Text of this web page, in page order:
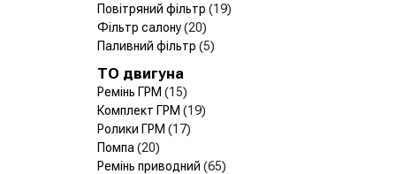
Повітряний фільтр (19)
Фільтр салону(20)
Паливний фільтр (5)
ТО двигуна
Ремінь ГРМ (15)
Комплект ГРМ (19)
Ролики ГРМ (17)
Помпа (20)
Ремінь приводний (65)